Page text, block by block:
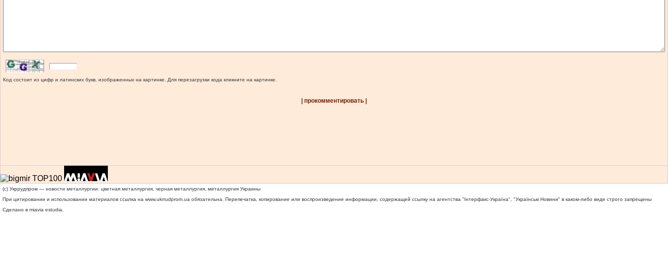
Код состоит из цифр и латинских букв, изображенных на картинке. Для перезагрузки кода кликните на картинке.
| прокомментировать |
(c) Укррудпром — новости металлургии: цветная металлургия, черная металлургия, металлургия Украины
При цитировании и использовании материалов ссылка на www.ukrrudprom.ua обязательна. Перепечатка, копирование или воспроизведение информации, содержащей ссылку на агентства "Iнтерфакс-Україна", "Українськi Новини" в каком-либо виде строго запрещены
Сделано в miavia estudia.